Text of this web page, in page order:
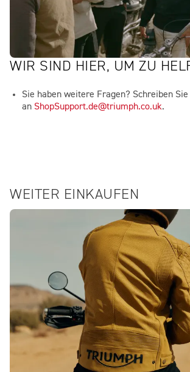
WIR SIND HIER, UM ZU
Sie haben weitere Fragen? Schreiben Sie
an ShopSupport.de@triumph.co.uk.
WEITER EINKAUFEN